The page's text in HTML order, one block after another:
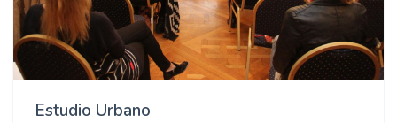
Estudio Urbano